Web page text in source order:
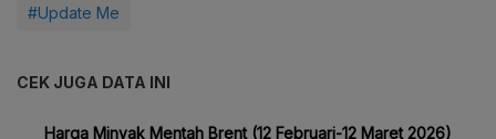
#Update Me
CEK JUGA DATA INI